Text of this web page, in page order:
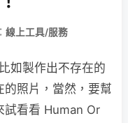
線上工具/服務
如製作出不存在的
照片，當然，要幫
試看看 Human Or